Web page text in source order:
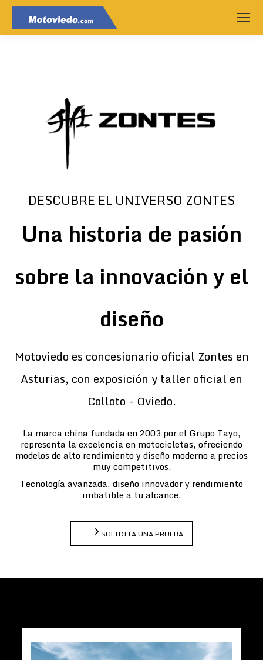
DESCUBRE EL UNIVERSO ZONTES
Una historia de pasión
sobre la innovación y el
diseño
Motoviedo es concesionario oficial Zontes en
Asturias, con exposición y taller oficial en
Colloto - Oviedo.
La marca china fundada en 2003 por el Grupo Tayo,
representa la excelencia en motocicletas, ofreciendo
modelos de alto rendimiento y diseño moderno a precios
muy competitivos.
Tecnología avanzada, diseño innovador y rendimiento
imbatible a tu alcance.
SOLICITA UNA PRUEBA